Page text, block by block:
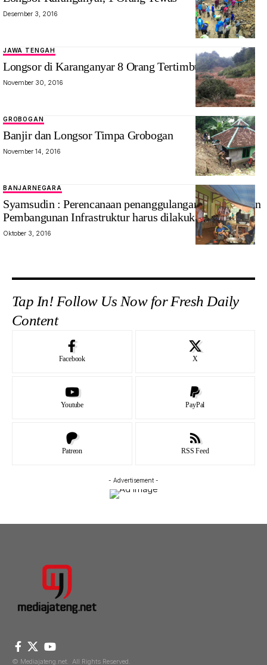
Desember 3, 2016
JAWA TENGAH
Longsor di Karanganyar 8 Orang Tertimbun 1 Tewas
November 30, 2016
GROBOGAN
Banjir dan Longsor Timpa Grobogan
November 14, 2016
BANJARNEGARA
Syamsudin : Perencanaan penanggulangan Bencana dan
Pembangunan Infrastruktur harus dilakukan terpadu
Oktober 3, 2016
Tap In! Follow Us Now for Fresh Daily
Content
Facebook X
Youtube PayPal
Patreon RSS Feed
- Advertisement -
© Mediajateng.net. All Rights Reserved.